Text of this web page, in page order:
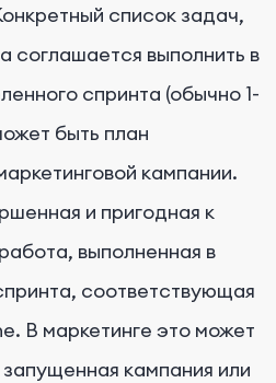
список задач,
соглашается выполнить в
спринта (обычно 1-
быть план
кампании.
и пригодная к
выполненная в
соответствующая
В маркетинге это может
кампания или